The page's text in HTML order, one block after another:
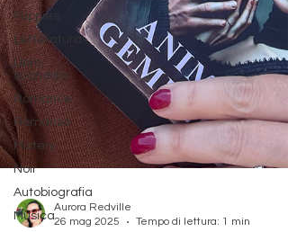
Puppies
Letteratura
Libro
scandalo
Romance
Romanzo
Mistery
Noir
Autobiografia
Musica